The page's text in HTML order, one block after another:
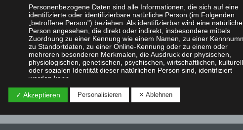
Hühnerhaus anzufertigen. Für sein…
Personenbezogene Daten sind alle Informationen, die sich auf eine
identifizierte oder identifizierbare natürliche Person (im Folgenden
„betroffene Person") beziehen. Als identifizierbar wird eine natürliche
Person angesehen, die direkt oder indirekt, insbesondere mittels
Zuordnung zu einer Kennung wie einem Namen, zu einer
zu Standortdaten, zu einer Online-Kennung oder zu einem oder
mehreren besonderen Merkmalen, die Ausdruck der physischen,
physiologischen, genetischen, psychischen, wirtschaftlichen,
oder sozialen Identität dieser natürlichen Person sind, identifiziert
werden kann.
✓ Akzeptieren Personalisieren ✕ Ablehnen